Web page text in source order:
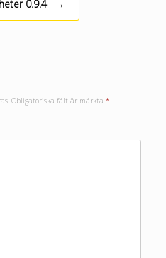
0.9.4 →
Obligatoriska fält är märkta *